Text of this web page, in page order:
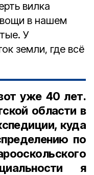
вилка
в нашем
У
земли, где всё
уже 40 лет.
области в
куда
по
я